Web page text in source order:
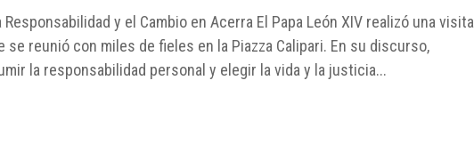
Responsabilidad y el Cambio en Acerra El Papa León XIV realizó una visita
se reunió con miles de fieles en la Piazza Calipari. En su discurso,
la responsabilidad personal y elegir la vida y la justicia...